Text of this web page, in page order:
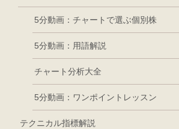
5分動画：チャートで選ぶ個別株
5分動画：用語解説
チャート分析大全
5分動画：ワンポイントレッスン
テクニカル指標解説